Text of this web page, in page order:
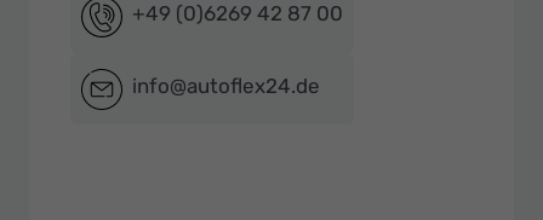
+49 (0)6269 42 87 00
info@autoflex24.de